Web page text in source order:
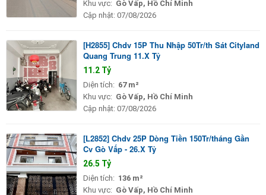
Khu vực: Gò Vấp, Hồ Chí Minh
Cập nhật: 07/08/2026
[H2855] Chdv 15P Thu Nhập 50Tr/th Sát Cityland
Quang Trung 11.X Tỷ
11.2 Tỷ
Diện tích: 67 m²
Khu vực: Gò Vấp, Hồ Chí Minh
Cập nhật: 07/08/2026
[L2852] Chdv 25P Dòng Tiền 150Tr/tháng Gần
Cv Gò Vấp - 26.X Tỷ
26.5 Tỷ
Diện tích: 136 m²
Khu vực: Gò Vấp, Hồ Chí Minh